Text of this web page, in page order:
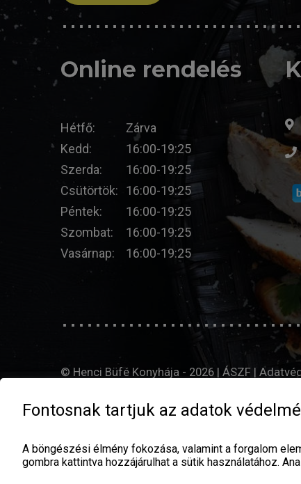
Online rendelés
Hétfő:
Zárva
Kedd:
16:00-19:25
Szerda:
16:00-19:25
Csütörtök:
16:00-19:25
Péntek:
16:00-19:25
Szombat:
16:00-19:25
Vasárnap:
16:00-19:25
© Henci Büfé Konyhája - 2026 | ÁSZF
Fontosnak tartjuk az adatok
A böngészési élmény fokozása, valamint a forgalom
gombra kattintva hozzájárulhat a sütik használatához.